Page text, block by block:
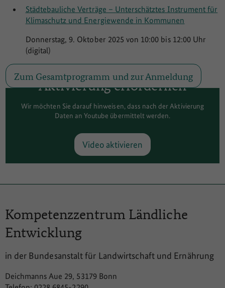
Städtebauliche Verträge – Unterschätztes Instrument für
Klimaschutz und Energiewende in Kommunen
Donnerstag, 9. Oktober 2025 von 10:00 bis 12:00 Uhr
(digital)
Zum Gesamtprogramm und zur Anmeldung
Aktivierung erforderlich
Wir möchten Sie darauf hinweisen, dass nach der Aktivierung
Daten an Youtube übermittelt werden.
Video aktivieren
Kompetenzzentrum Ländliche
Entwicklung
in der Bundesanstalt für Landwirtschaft und Ernährung
Deichmanns Aue 29, 53179 Bonn